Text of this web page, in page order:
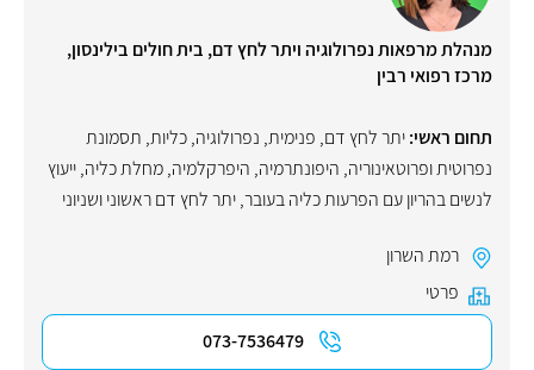
מנהלת מרפאות נפרולוגיה ויתר לחץ דם, בית חולים בילינסון,
מרכז רפואי רבין
תחום ראשי:יתר לחץ דם, פנימית, נפרולוגיה,כליות, תסמונת
נפרוטית ופרוטאינוריה, היפונתרמיה, היפרקלמיה,מחלת כליה,ייעוץ
לנשים בהריון עם הפרעות כליה בעובר,יתר לחץ דם ראשוני ושניוני
רמת השרון
פרטי
073-7536479